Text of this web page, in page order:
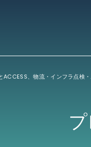
ACSLとACCESS、物